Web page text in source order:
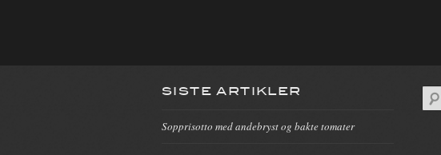
SISTE ARTIKLER
Sopprisotto med andebryst og bakte tomater